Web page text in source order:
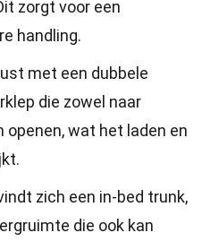
zorgt voor een
handling.
met een dubbele
die zowel naar
openen, wat het laden en
zich een in-bed trunk,
die ook kan